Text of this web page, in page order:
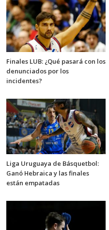
Finales LUB: ¿Qué pasará con los
denunciados por los
incidentes?
Liga Uruguaya de Básquetbol:
Ganó Hebraica y las finales
están empatadas